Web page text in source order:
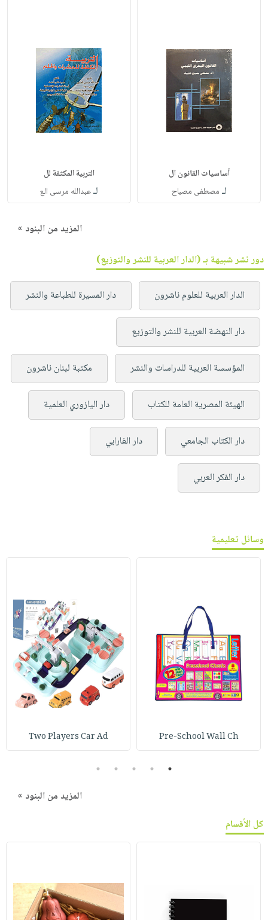
أساسيات القانون ال
لـ مصطفى مصباح
التربية المكثفة لل
لـعبدالله مرسى الع
المزيد من البنود »
دور نشر شبيهة بـ (الدار العربية للنشر والتوزيع)
الدار العربية للعلوم ناشرون دار المسيرة للطباعة والنشر
دار النهضة العربية للنشر والتوزيع
المؤسسة العربية للدراسات والنشر مكتبة لبنان ناشرون
الهيئة المصرية العامة للكتاب دار اليازوري العلمية
دار الكتاب الجامعي دار الفارابي
دار الفكر العربي
وسائل تعليمية
Pre-School Wall Ch
Two Players Car Ad
1
2
3
4
5
المزيد من البنود »
كل الأقسام